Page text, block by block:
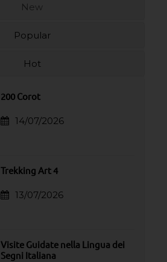
New
Popular
Hot
200 Corot
14/07/2026
Trekking Art 4
13/07/2026
Visite Guidate nella Lingua dei
Segni Italiana